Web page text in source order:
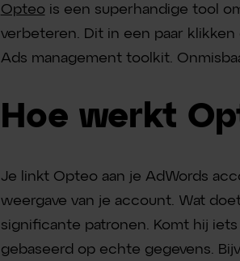
Opteo is een superhandige tool
verbeteren. Dit in een paar
Ads management toolkit.
Hoe werkt
Je linkt Opteo aan je AdWords
weergave van je account. Wat
significante patronen. Komt hij
gebaseerd op echte gegevens.